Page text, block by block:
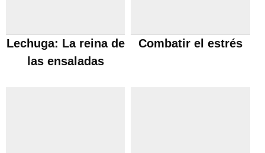
Lechuga: La reina de
las ensaladas
Combatir el estrés